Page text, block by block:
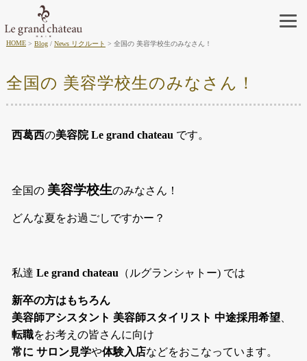
HOME Blog/ News リクルート 全国の 美容学校生のみなさん！
全国の 美容学校生のみなさん！
西葛西の美容院 Le grand chateau です。
全国の 美容学校生のみなさん！
どんな夏をお過ごしですかー？
私達 Le grand chateau （ルグランシャトー) では
新卒の方はもちろん
美容師アシスタント 美容師スタイリスト 中途採用希望
転職をお考えの皆さんに向け
常に サロン見学や体験入店などをおこなっています。